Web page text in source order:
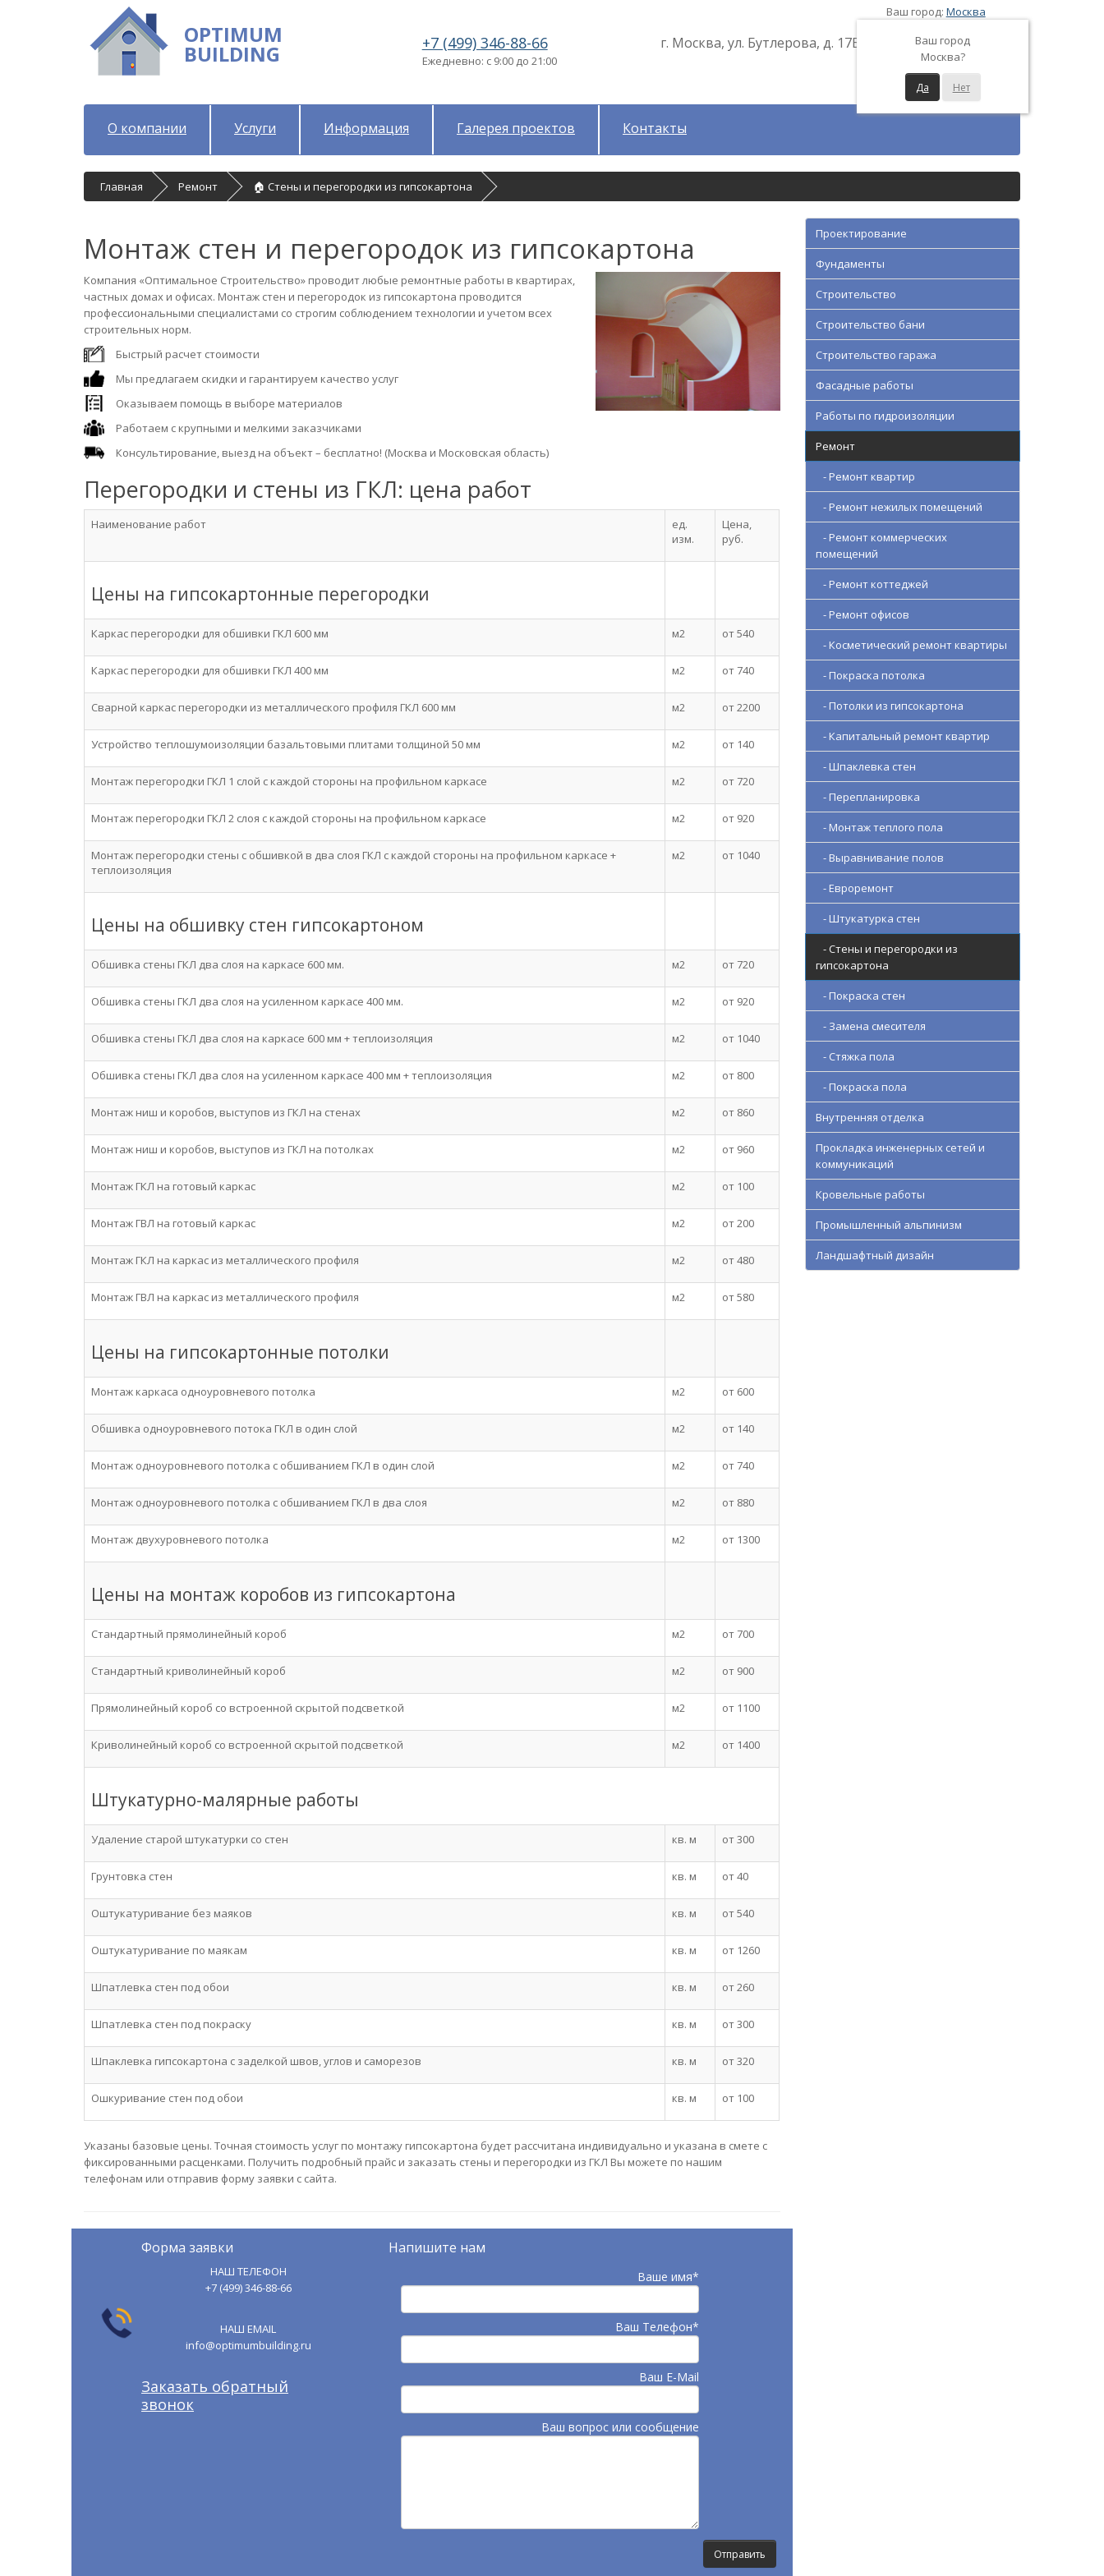
OPTIMUM
BUILDING +7 (499) 346-88-66
Ежедневно: с 9:00 до 21:00
г. Москва, ул. Бутлерова, д. 17Б
Ваш город: Москва
Ваш город
Москва?
Да Нет
О компании Услуги Информация Галерея проектов Контакты
Главная Ремонт 🏠 Стены и перегородки из гипсокартона
Монтаж стен и перегородок из гипсокартона
Компания «Оптимальное Строительство» проводит любые ремонтные работы в квартирах,
частных домах и офисах. Монтаж стен и перегородок из гипсокартона проводится
профессиональными специалистами со строгим соблюдением технологии и учетом всех
строительных норм.
Быстрый расчет стоимости
Мы предлагаем скидки и гарантируем качество услуг
Оказываем помощь в выборе материалов
Работаем с крупными и мелкими заказчиками
Консультирование, выезд на объект – бесплатно! (Москва и Московская область)
Перегородки и стены из ГКЛ: цена работ
Наименование работ
ед.
изм.
Цена,
руб.
Цены на гипсокартонные перегородки
Каркас перегородки для обшивки ГКЛ 600 мм м2 от 540
Каркас перегородки для обшивки ГКЛ 400 мм м2 от 740
Сварной каркас перегородки из металлического профиля ГКЛ 600 мм м2 от 2200
Устройство теплошумоизоляции базальтовыми плитами толщиной 50 мм м2 от 140
Монтаж перегородки ГКЛ 1 слой с каждой стороны на профильном каркасе м2 от 720
Монтаж перегородки ГКЛ 2 слоя с каждой стороны на профильном каркасе м2 от 920
Монтаж перегородки стены с обшивкой в два слоя ГКЛ с каждой стороны на профильном каркасе +
теплоизоляция
м2 от 1040
Цены на обшивку стен гипсокартоном
Обшивка стены ГКЛ два слоя на каркасе 600 мм. м2 от 720
Обшивка стены ГКЛ два слоя на усиленном каркасе 400 мм. м2 от 920
Обшивка стены ГКЛ два слоя на каркасе 600 мм + теплоизоляция м2 от 1040
Обшивка стены ГКЛ два слоя на усиленном каркасе 400 мм + теплоизоляция м2 от 800
Монтаж ниш и коробов, выступов из ГКЛ на стенах м2 от 860
Монтаж ниш и коробов, выступов из ГКЛ на потолках м2 от 960
Монтаж ГКЛ на готовый каркас м2 от 100
Монтаж ГВЛ на готовый каркас м2 от 200
Монтаж ГКЛ на каркас из металлического профиля м2 от 480
Монтаж ГВЛ на каркас из металлического профиля м2 от 580
Цены на гипсокартонные потолки
Монтаж каркаса одноуровневого потолка м2 от 600
Обшивка одноуровневого потока ГКЛ в один слой м2 от 140
Монтаж одноуровневого потолка с обшиванием ГКЛ в один слой м2 от 740
Монтаж одноуровневого потолка с обшиванием ГКЛ в два слоя м2 от 880
Монтаж двухуровневого потолка м2 от 1300
Цены на монтаж коробов из гипсокартона
Стандартный прямолинейный короб м2 от 700
Стандартный криволинейный короб м2 от 900
Прямолинейный короб со встроенной скрытой подсветкой м2 от 1100
Криволинейный короб со встроенной скрытой подсветкой м2 от 1400
Штукатурно-малярные работы
Удаление старой штукатурки со стен кв. м от 300
Грунтовка стен кв. м от 40
Оштукатуривание без маяков кв. м от 540
Оштукатуривание по маякам кв. м от 1260
Шпатлевка стен под обои кв. м от 260
Шпатлевка стен под покраску кв. м от 300
Шпаклевка гипсокартона с заделкой швов, углов и саморезов кв. м от 320
Ошкуривание стен под обои кв. м от 100
Указаны базовые цены. Точная стоимость услуг по монтажу гипсокартона будет рассчитана индивидуально и указана в смете с
фиксированными расценками. Получить подробный прайс и заказать стены и перегородки из ГКЛ Вы можете по нашим
телефонам или отправив форму заявки с сайта.
Форма заявки
НАШ ТЕЛЕФОН
+7 (499) 346-88-66
НАШ EMAIL
info@optimumbuilding.ru
Заказать обратный
звонок
Напишите нам
Ваше имя*
Ваш Телефон*
Ваш E-Mail
Ваш вопрос или сообщение
Проектирование
Фундаменты
Строительство
Строительство бани
Строительство гаража
Фасадные работы
Работы по гидроизоляции
Ремонт
- Ремонт квартир
- Ремонт нежилых помещений
- Ремонт коммерческих
помещений
- Ремонт коттеджей
- Ремонт офисов
- Косметический ремонт квартиры
- Покраска потолка
- Потолки из гипсокартона
- Капитальный ремонт квартир
- Шпаклевка стен
- Перепланировка
- Монтаж теплого пола
- Выравнивание полов
- Евроремонт
- Штукатурка стен
- Стены и перегородки из
гипсокартона
- Покраска стен
- Замена смесителя
- Стяжка пола
- Покраска пола
Внутренняя отделка
Прокладка инженерных сетей и
коммуникаций
Кровельные работы
Промышленный альпинизм
Ландшафтный дизайн